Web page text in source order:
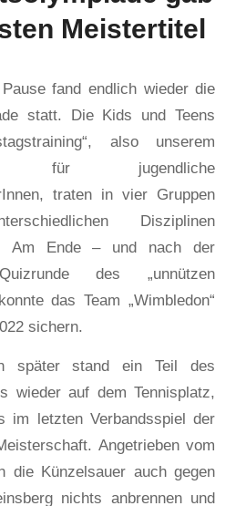
Meistertitel
fand endlich wieder die
statt. Die Kids und Teens
also unserem
für jugendliche
traten in vier Gruppen
Disziplinen
Am Ende – und nach der
des „unnützen
das Team „Wimbledon“
sichern.
später stand ein Teil des
wieder auf dem Tennisplatz,
im letzten Verbandsspiel der
Angetrieben vom
die Künzelsauer auch gegen
nichts anbrennen und